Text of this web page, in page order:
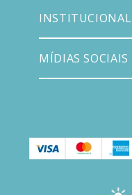
INSTITUCIONAL
MÍDIAS SOCIAIS